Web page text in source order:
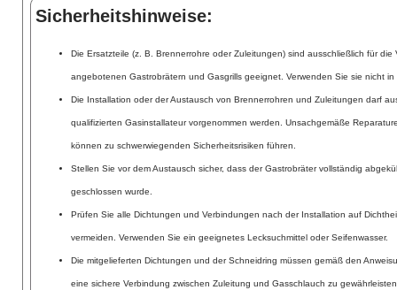
Sicherheitshinweise:
Die Ersatzteile (z. B. Brennerrohre oder Zuleitungen) sind ausschließlich für
angebotenen Gastrobrätern und Gasgrills geeignet. Verwenden Sie sie nicht
Die Installation oder der Austausch von Brennerrohren und Zuleitungen darf
qualifizierten Gasinstallateur vorgenommen werden. Unsachgemäße
können zu schwerwiegenden Sicherheitsrisiken führen.
Stellen Sie vor dem Austausch sicher, dass der Gastrobräter vollständig
geschlossen wurde.
Prüfen Sie alle Dichtungen und Verbindungen nach der Installation auf
vermeiden. Verwenden Sie ein geeignetes Lecksuchmittel oder Seifenwasser.
Die mitgelieferten Dichtungen und der Schneidring müssen gemäß den
eine sichere Verbindung zwischen Zuleitung und Gasschlauch zu